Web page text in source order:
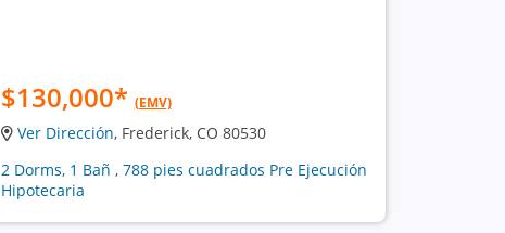
$130,000* (EMV)
Ver Dirección, Frederick, CO 80530
2 Dorms, 1 Bañ , 788 pies cuadrados Pre Ejecución
Hipotecaria